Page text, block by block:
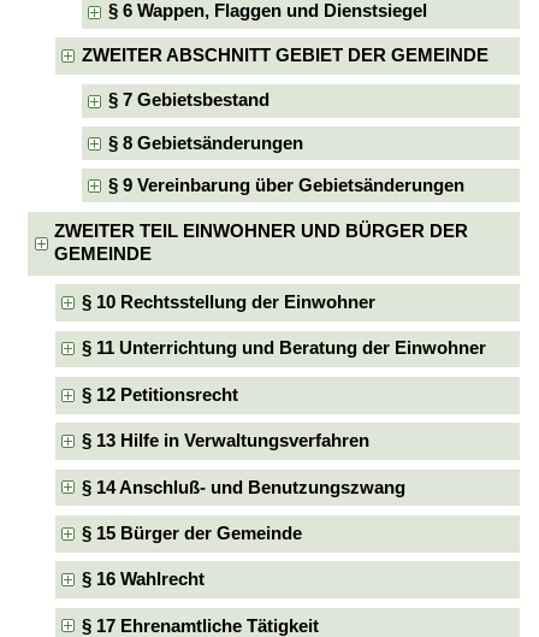
§ 6 Wappen, Flaggen und Dienstsiegel
ZWEITER ABSCHNITT GEBIET DER GEMEINDE
§ 7 Gebietsbestand
§ 8 Gebietsänderungen
§ 9 Vereinbarung über Gebietsänderungen
ZWEITER TEIL EINWOHNER UND BÜRGER DER
GEMEINDE
§ 10 Rechtsstellung der Einwohner
§ 11 Unterrichtung und Beratung der Einwohner
§ 12 Petitionsrecht
§ 13 Hilfe in Verwaltungsverfahren
§ 14 Anschluß- und Benutzungszwang
§ 15 Bürger der Gemeinde
§ 16 Wahlrecht
§ 17 Ehrenamtliche Tätigkeit